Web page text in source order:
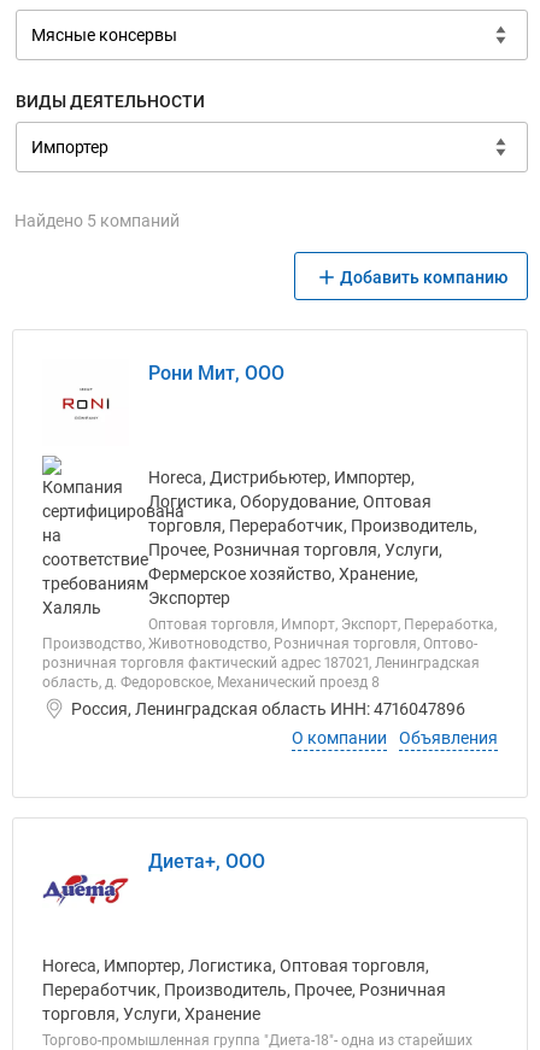
ВИДЫ ДЕЯТЕЛЬНОСТИ
Найдено 5 компаний
Добавить компанию
Рони Мит, ООО
Horeca, Дистрибьютер, Импортер,
Логистика, Оборудование, Оптовая
торговля, Переработчик, Производитель,
Прочее, Розничная торговля, Услуги,
Фермерское хозяйство, Хранение,
Экспортер
Оптовая торговля, Импорт, Экспорт, Переработка,
Производство, Животноводство, Розничная торговля, Оптово-
розничная торговля фактический адрес 187021, Ленинградская
область, д. Федоровское, Механический проезд 8
Россия, Ленинградская область ИНН: 4716047896
О компании
Объявления
Диета+, ООО
Horeca, Импортер, Логистика, Оптовая торговля,
Переработчик, Производитель, Прочее, Розничная
торговля, Услуги, Хранение
Торгово-промышленная группа "Диета-18"- одна из старейших